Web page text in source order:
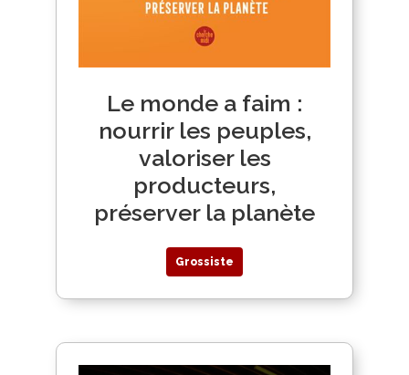
Le monde a faim :
nourrir les peuples,
valoriser les
producteurs,
préserver la planète
Grossiste